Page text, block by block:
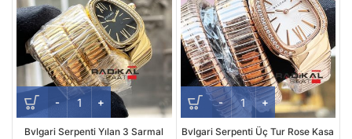
Bvlgari Serpenti Yılan 3 Sarmal
Bvlgari Serpenti Üç Tur Rose Kasa